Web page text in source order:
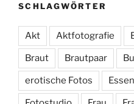
SCHLAGWÖRTER
Akt Aktfotografie
Braut Brautpaar
erotische Fotos Essen